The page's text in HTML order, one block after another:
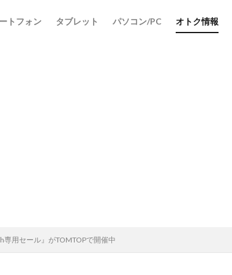
トフォン タブレット パソコン/PC オトク情報
用セール』がTOMTOPで開催中